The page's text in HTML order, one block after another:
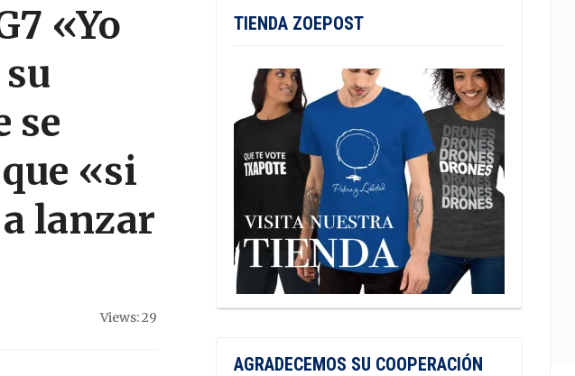
«Yo
se
«si
lanzar
Views: 29
TIENDA ZOEPOST
AGRADECEMOS SU COOPERACIÓN